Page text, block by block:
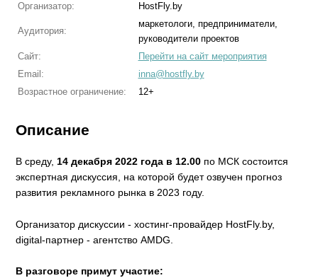
Организатор:
HostFly.by
Аудитория:
маркетологи, предприниматели,
руководители проектов
Сайт:
Перейти на сайт мероприятия
Email:
inna@hostfly.by
Возрастное ограничение:
12+
Описание
В среду,14 декабря 2022 года в 12.00 по МСК состоится
экспертная дискуссия, на которой будет озвучен прогноз
развития рекламного рынка в 2023 году.
Организатор дискуссии - хостинг-провайдер HostFly.by,
digital-партнер - агентство AMDG.
В разговоре примут участие: